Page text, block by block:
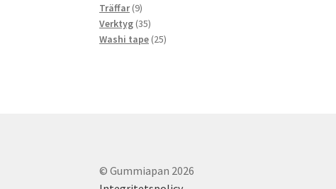
produkter
Träffar 99
produkter
Verktyg 3535
produkter
Washi tape 2525
© Gummiapan 2026